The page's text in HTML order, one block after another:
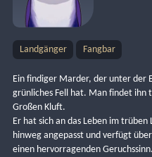
Landgänger Fangbar
Ein findiger Marder, der unter der
grünliches Fell hat. Man findet ihn
Großen Kluft.
Er hat sich an das Leben im
hinweg angepasst und verfügt
einen hervorragenden Geruchssinn.